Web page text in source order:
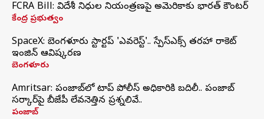
FCRA Bill: విదేశీ నిధుల నియంత్రణపై అమెరికాకు భారత్‌ కౌంటర్
కేంద్ర ప్రభుత్వం
SpaceX: బెంగళూరు స్టార్టప్‌ 'ఎవరెస్ట్'.. స్పేస్‌ఎక్స్ తరహా రాకెట్‌
ఇంజిన్‌ ఆవిష్కరణ
బెంగళూరు
Amritsar: పంజాబ్‌లో టాప్ పోలీస్ అధికారికి బదిలీ.. పంజాబ్
సర్కార్‌పై బీజేపీ లేవనెత్తిన ప్రశ్నలివే..
పంజాబ్